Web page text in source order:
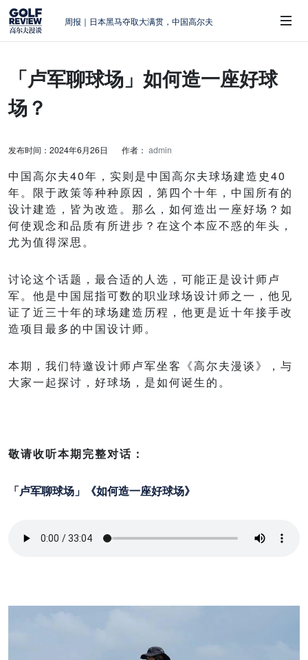
周报｜日本黑马夺取大满贯，中国高尔夫
AIG英国女子公开赛，一场大满贯的50年
蜕变
Menu
「卢军聊球场」如何造一座好球
场？
发布时间：2024年6月26日 作者： admin
中国高尔夫40年，实则是中国高尔夫球场建造史40
年。限于政策等种种原因，第四个十年，中国所有的
设计建造，皆为改造。那么，如何造出一座好场？如
何使观念和品质有所进步？在这个本应不惑的年头，
尤为值得深思。
讨论这个话题，最合适的人选，可能正是设计师卢
军。他是中国屈指可数的职业球场设计师之一，他见
证了近三十年的球场建造历程，他更是近十年接手改
造项目最多的中国设计师。
本期，我们特邀设计师卢军坐客《高尔夫漫谈》，与
大家一起探讨，好球场，是如何诞生的。
敬请收听本期完整对话：
「卢军聊球场」《如何造一座好球场》